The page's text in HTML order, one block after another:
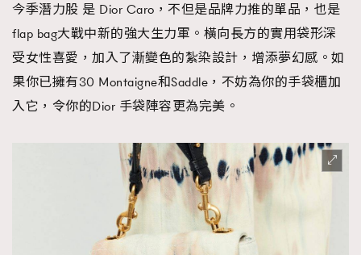
今季潛力股 是 Dior Caro，不但是品牌力推的單品，也是
flap bag大戰中新的強大生力軍。橫向長方的實用袋形深
受女性喜愛，加入了漸變色的紮染設計，增添夢幻感。如
果你已擁有30 Montaigne和Saddle，不妨為你的手袋櫃加
入它，令你的Dior 手袋陣容更為完美。